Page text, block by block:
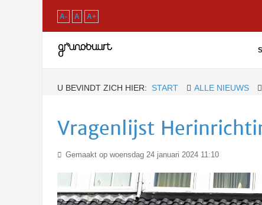
A- A A+
U BEVINDT ZICH HIER: START ALLE NIEUWS
Vragenlijst
Gemaakt op woensdag 24 januari 2024 11:10